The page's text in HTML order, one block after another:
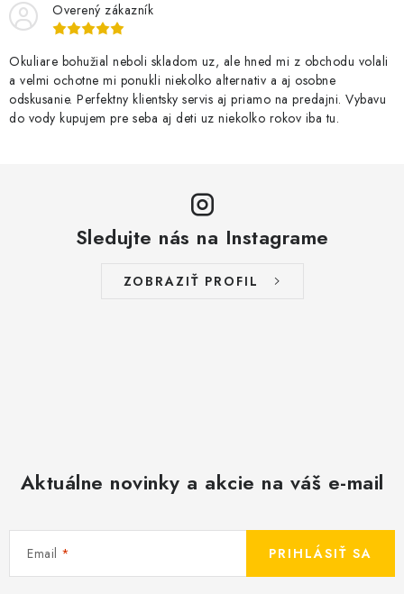
Overený zákazník
Okuliare bohužial neboli skladom uz, ale hned mi z obchodu volali
a velmi ochotne mi ponukli niekolko alternativ a aj osobne
odskusanie. Perfektny klientsky servis aj priamo na predajni. Vybavu
do vody kupujem pre seba aj deti uz niekolko rokov iba tu.
Sledujte nás na Instagrame
ZOBRAZIŤ PROFIL
Aktuálne novinky a akcie na váš e-mail
Email PRIHLÁSIŤ SA